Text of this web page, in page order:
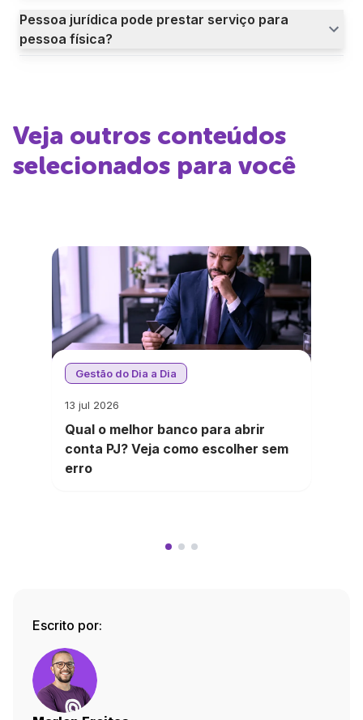
Pessoa jurídica pode prestar serviço para
pessoa física?
Veja outros conteúdos
selecionados para você
Gestão do Dia a Dia
13 jul 2026
Qual o melhor banco para abrir
conta PJ? Veja como escolher sem
erro
Escrito por: